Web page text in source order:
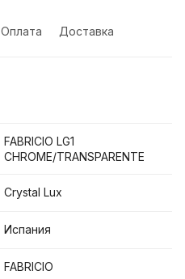
Оплата Доставка
FABRICIO LG1
CHROME/TRANSPARENTE
Crystal Lux
Испания
FABRICIO